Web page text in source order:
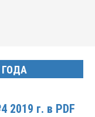
ГОДА
2019 г. в PDF